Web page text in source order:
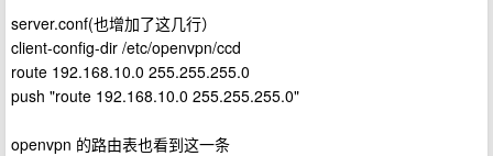
server.conf(也增加了这几行）
client-config-dir /etc/openvpn/ccd
route 192.168.10.0 255.255.255.0
push "route 192.168.10.0 255.255.255.0"
openvpn 的路由表也看到这一条